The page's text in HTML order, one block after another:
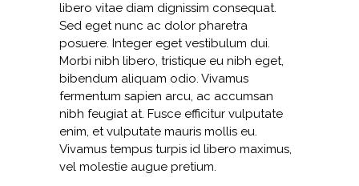
libero vitae diam dignissim consequat.
Sed eget nunc ac dolor pharetra
posuere. Integer eget vestibulum dui.
Morbi nibh libero, tristique eu nibh eget,
bibendum aliquam odio. Vivamus
fermentum sapien arcu, ac accumsan
nibh feugiat at. Fusce efficitur vulputate
enim, et vulputate mauris mollis eu.
Vivamus tempus turpis id libero maximus,
vel molestie augue pretium.